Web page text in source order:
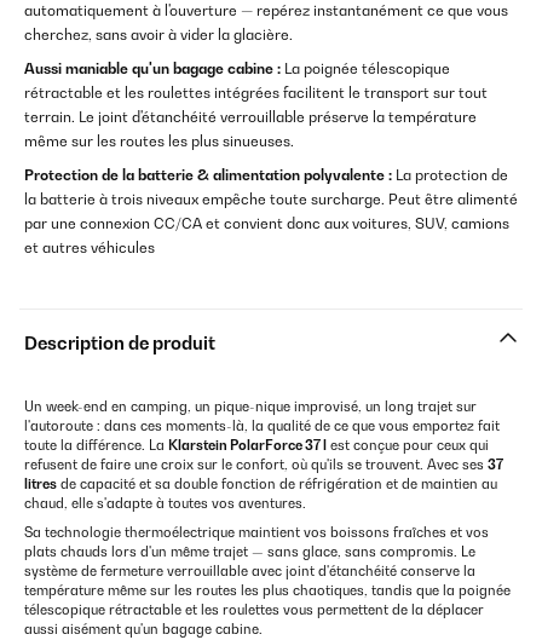
automatiquement à l'ouverture — repérez instantanément ce que vous
cherchez, sans avoir à vider la glacière.
Aussi maniable qu'un bagage cabine : La poignée télescopique
rétractable et les roulettes intégrées facilitent le transport sur tout
terrain. Le joint d'étanchéité verrouillable préserve la température
même sur les routes les plus sinueuses.
Protection de la batterie & alimentation polyvalente : La protection de
la batterie à trois niveaux empêche toute surcharge. Peut être alimenté
par une connexion CC/CA et convient donc aux voitures, SUV, camions
et autres véhicules
Description de produit
Un week-end en camping, un pique-nique improvisé, un long trajet sur
l'autoroute : dans ces moments-là, la qualité de ce que vous emportez fait
toute la différence. La Klarstein PolarForce 37 l est conçue pour ceux qui
refusent de faire une croix sur le confort, où qu'ils se trouvent. Avec ses 37
litres de capacité et sa double fonction de réfrigération et de maintien au
chaud, elle s'adapte à toutes vos aventures.
Sa technologie thermoélectrique maintient vos boissons fraîches et vos
plats chauds lors d'un même trajet — sans glace, sans compromis. Le
système de fermeture verrouillable avec joint d'étanchéité conserve la
température même sur les routes les plus chaotiques, tandis que la poignée
télescopique rétractable et les roulettes vous permettent de la déplacer
aussi aisément qu'un bagage cabine.